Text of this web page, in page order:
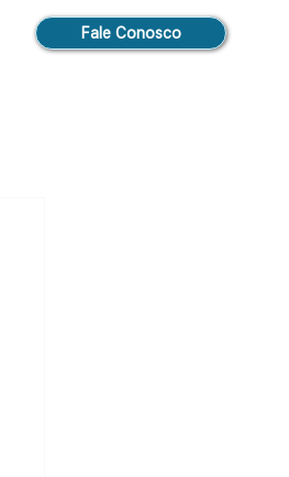
Fale Conosco